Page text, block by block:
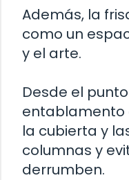
Además, la
como un
y el arte.
Desde el
entablamento
la cubierta y
columnas y
derrumben.